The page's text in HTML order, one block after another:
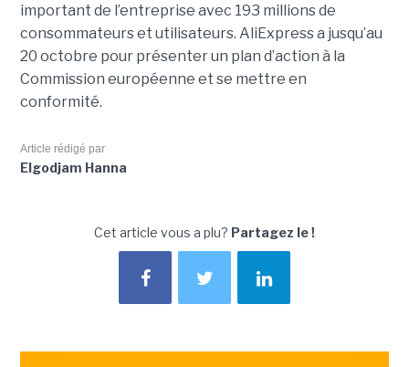
important de l’entreprise avec 193 millions de
consommateurs et utilisateurs. AliExpress a jusqu’au
20 octobre pour présenter un plan d’action à la
Commission européenne et se mettre en
conformité.
Article rédigé par
Elgodjam Hanna
Cet article vous a plu? Partagez le !